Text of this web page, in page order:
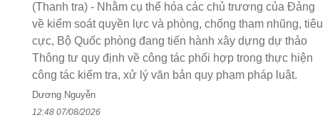
(Thanh tra) - Nhằm cụ thể hóa các chủ trương của Đảng
về kiểm soát quyền lực và phòng, chống tham nhũng, tiêu
cực, Bộ Quốc phòng đang tiến hành xây dựng dự thảo
Thông tư quy định về công tác phối hợp trong thực hiện
công tác kiểm tra, xử lý văn bản quy phạm pháp luật.
Dương Nguyễn
12:48 07/08/2026